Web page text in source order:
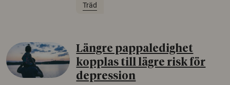
Träd
Längre pappaledighet
kopplas till lägre risk för
depression